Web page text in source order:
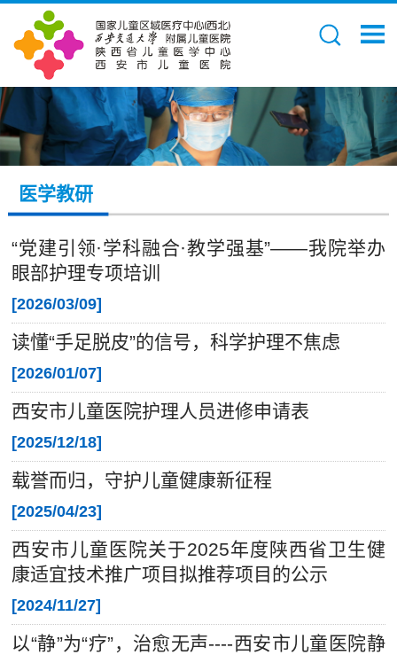
医学教研
“党建引领·学科融合·教学强基”——我院举办
眼部护理专项培训
[2026/03/09]
读懂“手足脱皮”的信号，科学护理不焦虑
[2026/01/07]
西安市儿童医院护理人员进修申请表
[2025/12/18]
载誉而归，守护儿童健康新征程
[2025/04/23]
西安市儿童医院关于2025年度陕西省卫生健
康适宜技术推广项目拟推荐项目的公示
[2024/11/27]
以“静”为“疗”，治愈无声----西安市儿童医院静